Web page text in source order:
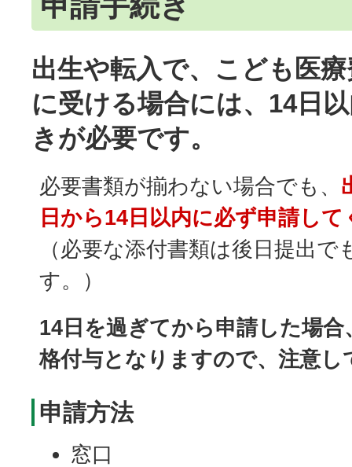
出生や転入で、こども医
に受ける場合には、14日
きが必要です。
必要書類が揃わない場合でも、
日から14日以内に必ず申請し
（必要な添付書類は後日提出で
す。）
14日を過ぎてから申請した場
格付与となりますので、注意し
申請方法
窓口